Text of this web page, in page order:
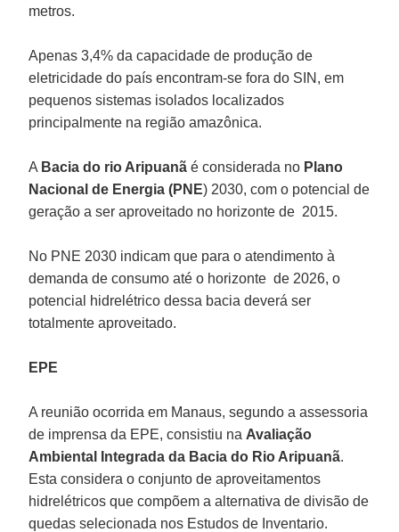
metros.
Apenas 3,4% da capacidade de produção de
eletricidade do país encontram-se fora do SIN, em
pequenos sistemas isolados localizados
principalmente na região amazônica.
A Bacia do rio Aripuanã é considerada no Plano
Nacional de Energia (PNE) 2030, com o potencial de
geração a ser aproveitado no horizonte de 2015.
No PNE 2030 indicam que para o atendimento à
demanda de consumo até o horizonte de 2026, o
potencial hidrelétrico dessa bacia deverá ser
totalmente aproveitado.
EPE
A reunião ocorrida em Manaus, segundo a assessoria
de imprensa da EPE, consistiu na Avaliação
Ambiental Integrada da Bacia do Rio Aripuanã.
Esta considera o conjunto de aproveitamentos
hidrelétricos que compõem a alternativa de divisão de
quedas selecionada nos Estudos de Inventario.